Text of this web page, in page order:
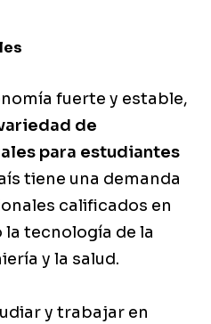
fuerte y estable,
de
para estudiantes
tiene una demanda
calificados en
la tecnología de la
y la salud.
y trabajar en